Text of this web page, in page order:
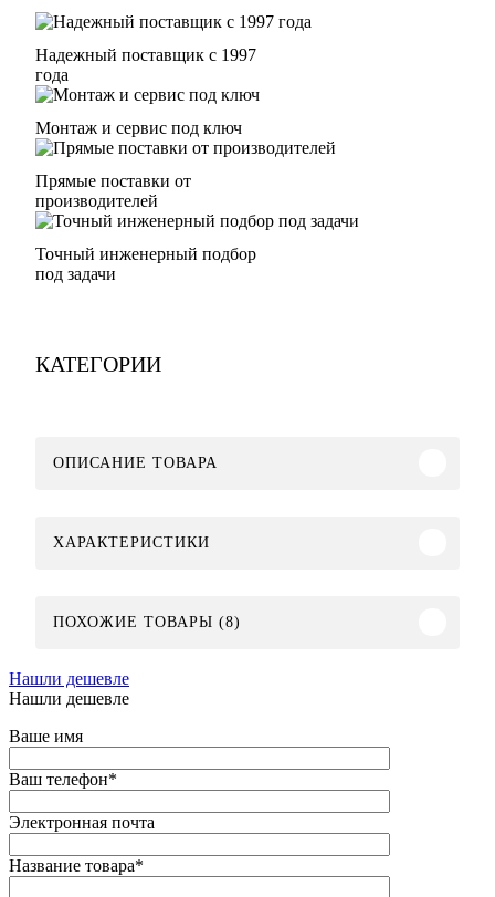
Надежный поставщик с 1997
года
Монтаж и сервис под ключ
Прямые поставки от
производителей
Точный инженерный подбор
под задачи
КАТЕГОРИИ
ОПИСАНИЕ ТОВАРА
ХАРАКТЕРИСТИКИ
ПОХОЖИЕ ТОВАРЫ (8)
Нашли дешевле
Нашли дешевле
Ваше имя
Ваш телефон*
Электронная почта
Название товара*